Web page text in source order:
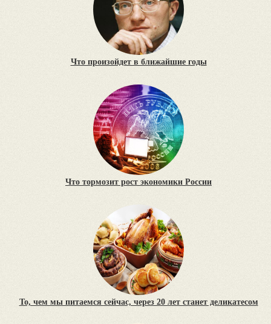
Что произойдет в ближайшие годы
Что тормозит рост экономики России
То, чем мы питаемся сейчас, через 20 лет станет деликатесом